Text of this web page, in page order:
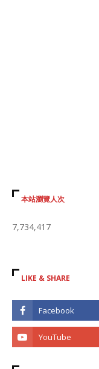
本站瀏覽人次
7,734,417
LIKE & SHARE